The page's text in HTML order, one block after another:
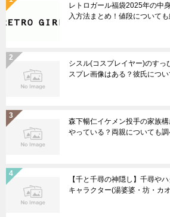
レトロガール福袋2025年の中
入方法まとめ！値段についても
シスル(コスプレイヤー)のすっ
スプレ画像はある？彼氏につい
森下暢仁イケメン投手の家族
やっている？両親についても調
【千と千尋の神隠し】千尋や
キャラクター(湯婆婆・坊・カ